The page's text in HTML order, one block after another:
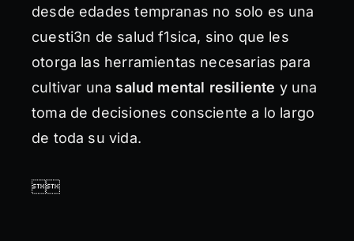
desde edades tempranas no solo es una
cuesti3n de salud f1sica, sino que les
otorga las herramientas necesarias para
cultivar una salud mental resiliente y una
toma de decisiones consciente a lo largo
de toda su vida.
